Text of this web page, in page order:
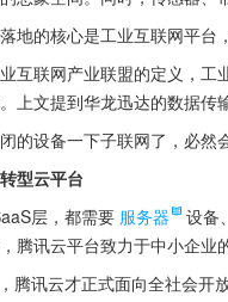
地的核心是工业互联网平台
互联网产业联盟的定义，
上文提到华龙迅达的数据传
的设备一下子联网了，必然
型云平台
层，都需要 服务器
设备
腾讯云平台致力于中小企业
腾讯云才正式面向全社会开